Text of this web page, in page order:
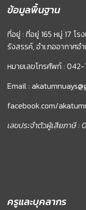
ข้อมูลพื้นฐาน
ที่อยู่ : ที่อยู่ 165 หมู่ 17 โ
รังสรรค์, อำเภออากาศ
หมายเลขโทรศัพท์ : 042-
Email :
facebook.com/
เลขประจำตัวผู้เสียภาษี
ครูและบุคลากร